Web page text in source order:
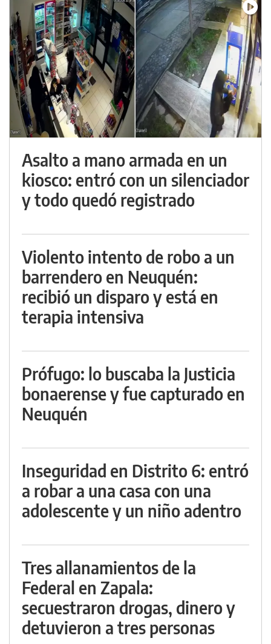
Asalto a mano armada en un
kiosco: entró con un silenciador
y todo quedó registrado
Violento intento de robo a un
barrendero en Neuquén:
recibió un disparo y está en
terapia intensiva
Prófugo: lo buscaba la Justicia
bonaerense y fue capturado en
Neuquén
Inseguridad en Distrito 6: entró
a robar a una casa con una
adolescente y un niño adentro
Tres allanamientos de la
Federal en Zapala:
secuestraron drogas, dinero y
detuvieron a tres personas